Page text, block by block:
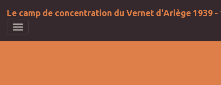
Le camp de concentration du Vernet d'Ariège 1939 -